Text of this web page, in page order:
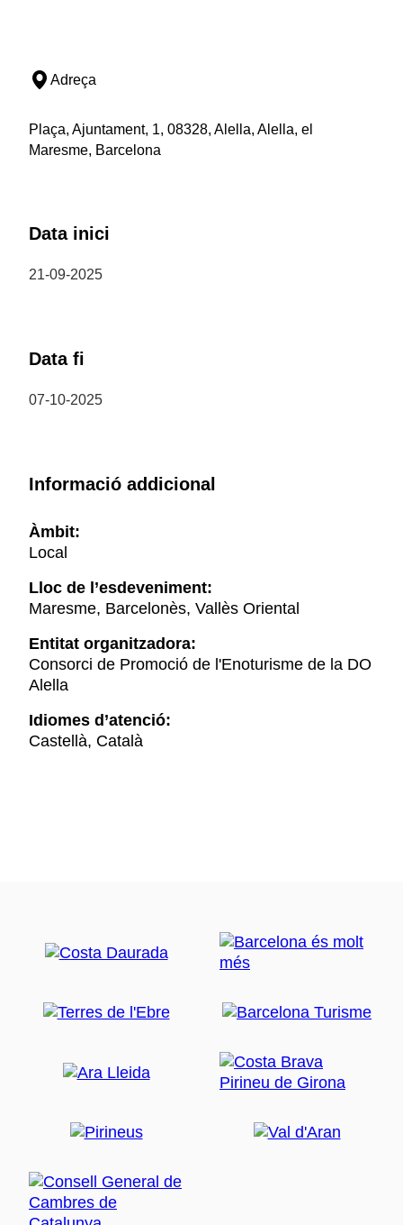
Adreça
Plaça, Ajuntament, 1, 08328, Alella, Alella, el
Maresme, Barcelona
Data inici
21-09-2025
Data fi
07-10-2025
Informació addicional
Àmbit:
Local
Lloc de l’esdeveniment:
Maresme, Barcelonès, Vallès Oriental
Entitat organitzadora:
Consorci de Promoció de l'Enoturisme de la DO
Alella
Idiomes d’atenció:
Castellà, Català